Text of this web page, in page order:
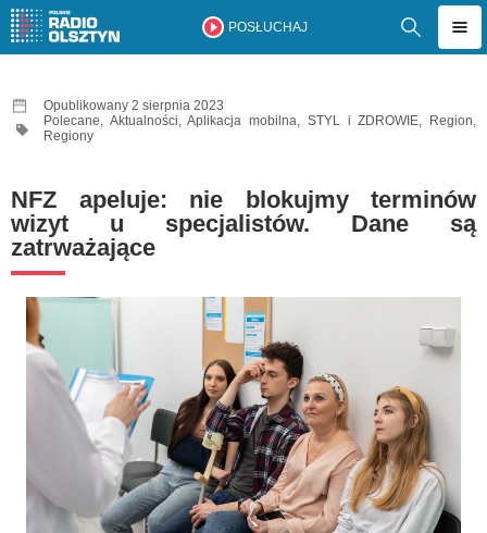
POSŁUCHAJ
Opublikowany 2 sierpnia 2023
Polecane, Aktualności,Aplikacja mobilna, STYL i ZDROWIE, Region,
Regiony
NFZ apeluje: nie blokujmy terminów
wizyt u specjalistów. Dane są
zatrważające